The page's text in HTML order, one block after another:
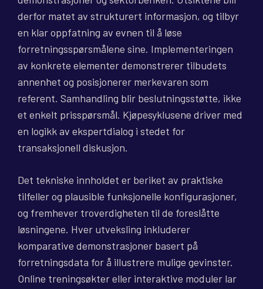
derfor matet av strukturert informasjon, og tilbyr
en klar oppfatning av evnen til å løse
forretningsspørsmålene sine. Implementeringen
av konkrete elementer demonstrerer tilbudets
annenhet og posisjonerer merkevaren som
referent. Samhandling blir beslutningsstøtte, ikke
et enkelt prisspørsmål. Kjøpesyklusene driver med
en logikk av ekspertdialog i stedet for
transaksjonell diskusjon.
Det tekniske innholdet er beriket av praktiske
tilfeller og plausible funksjonelle konfigurasjoner,
og fremhever troverdigheten til de foreslåtte
løsningene. Hver utveksling inkluderer
komparative demonstrasjoner basert på
forretningsdata for å illustrere mulige gevinster.
Online treningsøkter eller interaktive moduler lar